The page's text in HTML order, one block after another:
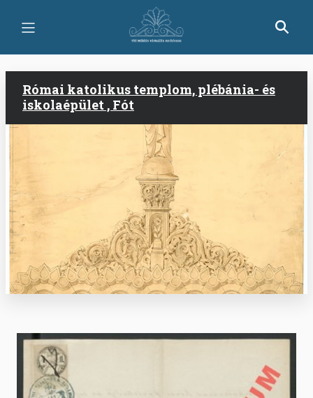
tartalomra
Római katolikus templom, plébánia- és
iskolaépület , Fót